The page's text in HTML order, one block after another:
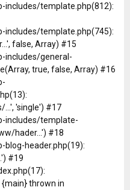
template.php(812):
template.php(745):
false, Array) #15
includes/general-
true, false, Array) #16
'single') #17
includes/template-
hader...') #18
header.php(19):
#19
thrown in